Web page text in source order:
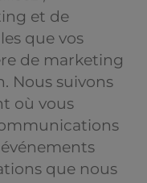
et de
que vos
de marketing
Nous suivons
où vous
que nous